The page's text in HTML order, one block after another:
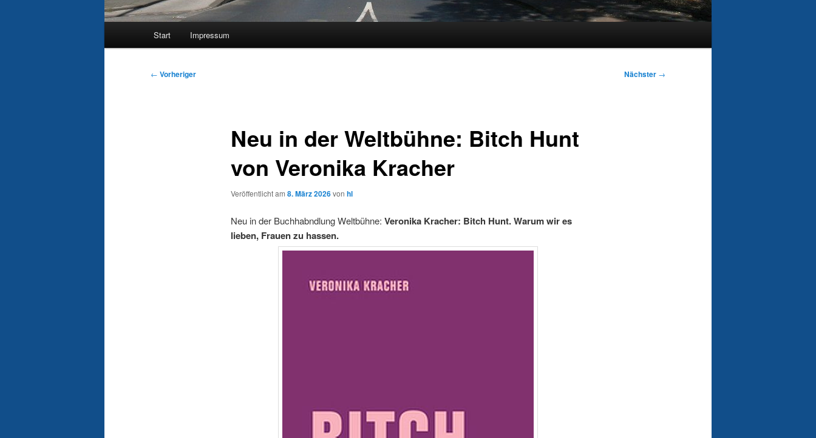
Start Impressum
Beitragsnavigation
← Vorheriger Nächster →
Neu in der Weltbühne: Bitch Hunt
von Veronika Kracher
Veröffentlicht am 8. März 2026von hl
Neu in der Buchhabndlung Weltbühne: Veronika Kracher: Bitch Hunt. Warum wir es
lieben, Frauen zu hassen.